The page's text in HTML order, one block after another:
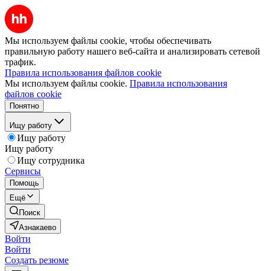
Мы используем файлы cookie, чтобы обеспечивать
правильную работу нашего веб-сайта и анализировать сетевой
трафик.
Правила использования файлов cookie
Мы используем файлы cookie. Правила использования
файлов cookie
Понятно
Ищу работу
Ищу работу
Ищу работу
Ищу сотрудника
Сервисы
Помощь
Ещё
Поиск
Азнакаево
Войти
Войти
Создать резюме